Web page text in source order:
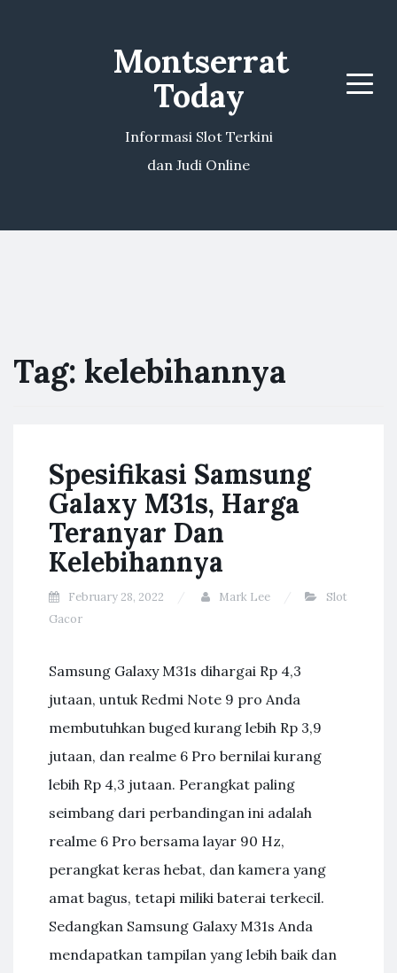
Montserrat
Today
Informasi Slot Terkini
dan Judi Online
Menu
Tag: kelebihannya
Spesifikasi Samsung
Galaxy M31s, Harga
Teranyar Dan
Kelebihannya
February 28, 2022 Mark Lee
Slot
Gacor
Samsung Galaxy M31s dihargai Rp 4,3
jutaan, untuk Redmi Note 9 pro Anda
membutuhkan buged kurang lebih Rp 3,9
jutaan, dan realme 6 Pro bernilai kurang
lebih Rp 4,3 jutaan. Perangkat paling
seimbang dari perbandingan ini adalah
realme 6 Pro bersama layar 90 Hz,
perangkat keras hebat, dan kamera yang
amat bagus, tetapi miliki baterai terkecil.
Sedangkan Samsung Galaxy M31s Anda
mendapatkan tampilan yang lebih baik dan